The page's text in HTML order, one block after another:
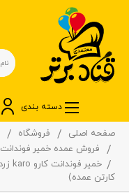
دسته بندی
صفحه اصلی فروشگاه
فروش عمده خمیر فوندانت
کارتن عمده)